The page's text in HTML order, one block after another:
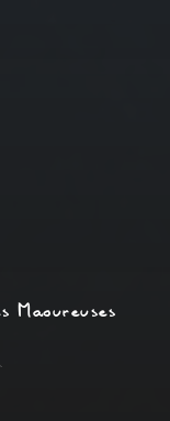
Maoureuses